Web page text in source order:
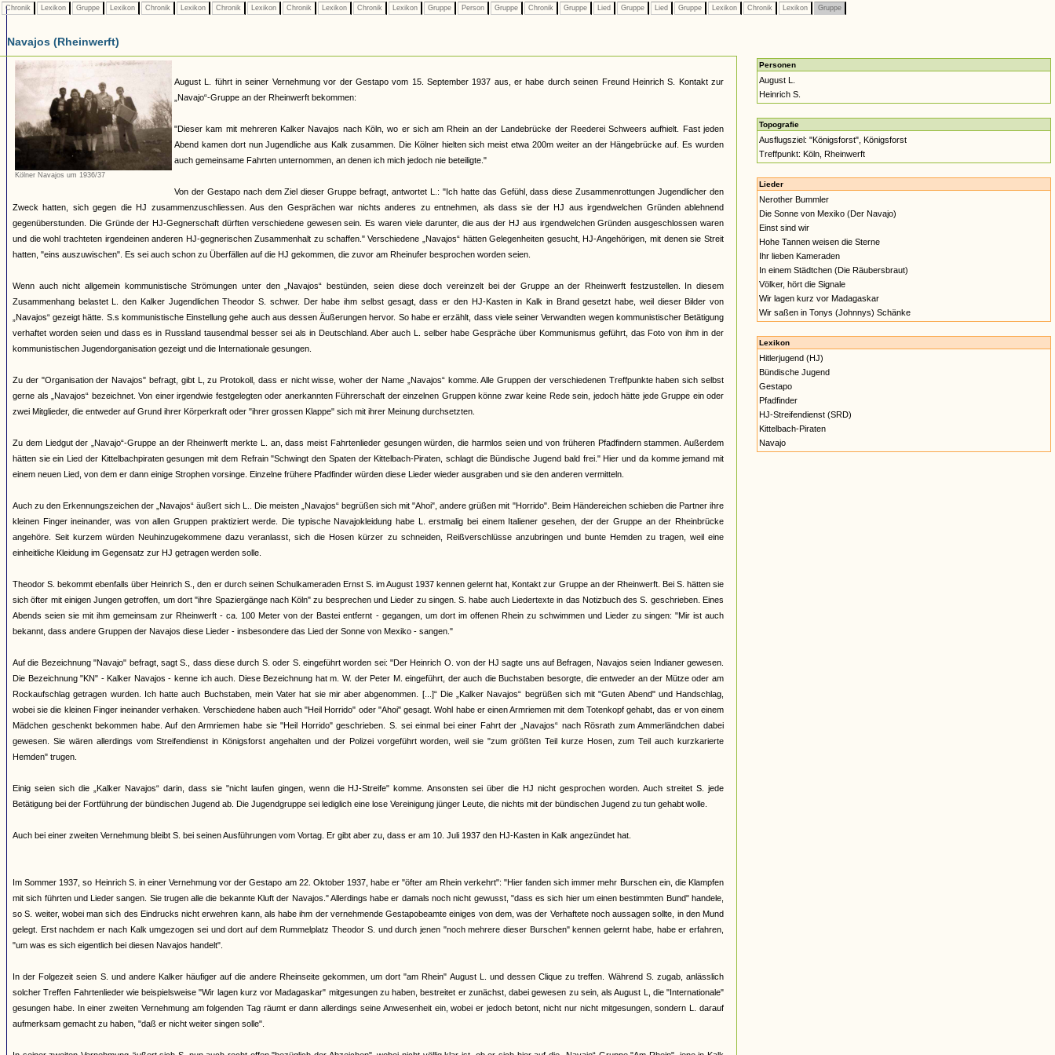
Chronik Lexikon Gruppe Lexikon Chronik Lexikon Chronik Lexikon Chronik Lexikon Chronik Lexikon Gruppe Person Gruppe Chronik Gruppe Lied Gruppe Lied Gruppe Lexikon Chronik Lexikon Gruppe
Navajos (Rheinwerft)
Kölner Navajos um 1936/37
August L. führt in seiner Vernehmung vor der Gestapo vom 15. September 1937 aus, er habe durch seinen Freund Heinrich S. Kontakt zur
„Navajo“-Gruppe an der Rheinwerft bekommen:
"Dieser kam mit mehreren Kalker Navajos nach Köln, wo er sich am Rhein an der Landebrücke der Reederei Schweers aufhielt. Fast jeden
Abend kamen dort nun Jugendliche aus Kalk zusammen. Die Kölner hielten sich meist etwa 200m weiter an der Hängebrücke auf. Es wurden
auch gemeinsame Fahrten unternommen, an denen ich mich jedoch nie beteiligte."
Von der Gestapo nach dem Ziel dieser Gruppe befragt, antwortet L.: "Ich hatte das Gefühl, dass diese Zusammenrottungen Jugendlicher den
Zweck hatten, sich gegen die HJ zusammenzuschliessen. Aus den Gesprächen war nichts anderes zu entnehmen, als dass sie der HJ aus irgendwelchen Gründen ablehnend
gegenüberstunden. Die Gründe der HJ-Gegnerschaft dürften verschiedene gewesen sein. Es waren viele darunter, die aus der HJ aus irgendwelchen Gründen ausgeschlossen waren
und die wohl trachteten irgendeinen anderen HJ-gegnerischen Zusammenhalt zu schaffen." Verschiedene „Navajos“ hätten Gelegenheiten gesucht, HJ-Angehörigen, mit denen sie Streit
hatten, "eins auszuwischen". Es sei auch schon zu Überfällen auf die HJ gekommen, die zuvor am Rheinufer besprochen worden seien.
Wenn auch nicht allgemein kommunistische Strömungen unter den „Navajos“ bestünden, seien diese doch vereinzelt bei der Gruppe an der Rheinwerft festzustellen. In diesem
Zusammenhang belastet L. den Kalker Jugendlichen Theodor S. schwer. Der habe ihm selbst gesagt, dass er den HJ-Kasten in Kalk in Brand gesetzt habe, weil dieser Bilder von
„Navajos“ gezeigt hätte. S.s kommunistische Einstellung gehe auch aus dessen Äußerungen hervor. So habe er erzählt, dass viele seiner Verwandten wegen kommunistischer Betätigung
verhaftet worden seien und dass es in Russland tausendmal besser sei als in Deutschland. Aber auch L. selber habe Gespräche über Kommunismus geführt, das Foto von ihm in der
kommunistischen Jugendorganisation gezeigt und die Internationale gesungen.
Zu der "Organisation der Navajos" befragt, gibt L, zu Protokoll, dass er nicht wisse, woher der Name „Navajos“ komme. Alle Gruppen der verschiedenen Treffpunkte haben sich selbst
gerne als „Navajos“ bezeichnet. Von einer irgendwie festgelegten oder anerkannten Führerschaft der einzelnen Gruppen könne zwar keine Rede sein, jedoch hätte jede Gruppe ein oder
zwei Mitglieder, die entweder auf Grund ihrer Körperkraft oder "ihrer grossen Klappe" sich mit ihrer Meinung durchsetzten.
Zu dem Liedgut der „Navajo“-Gruppe an der Rheinwerft merkte L. an, dass meist Fahrtenlieder gesungen würden, die harmlos seien und von früheren Pfadfindern stammen. Außerdem
hätten sie ein Lied der Kittelbachpiraten gesungen mit dem Refrain "Schwingt den Spaten der Kittelbach-Piraten, schlagt die Bündische Jugend bald frei." Hier und da komme jemand mit
einem neuen Lied, von dem er dann einige Strophen vorsinge. Einzelne frühere Pfadfinder würden diese Lieder wieder ausgraben und sie den anderen vermitteln.
Auch zu den Erkennungszeichen der „Navajos“ äußert sich L.. Die meisten „Navajos“ begrüßen sich mit "Ahoi", andere grüßen mit "Horrido". Beim Händereichen schieben die Partner ihre
kleinen Finger ineinander, was von allen Gruppen praktiziert werde. Die typische Navajokleidung habe L. erstmalig bei einem Italiener gesehen, der der Gruppe an der Rheinbrücke
angehöre. Seit kurzem würden Neuhinzugekommene dazu veranlasst, sich die Hosen kürzer zu schneiden, Reißverschlüsse anzubringen und bunte Hemden zu tragen, weil eine
einheitliche Kleidung im Gegensatz zur HJ getragen werden solle.
Theodor S. bekommt ebenfalls über Heinrich S., den er durch seinen Schulkameraden Ernst S. im August 1937 kennen gelernt hat, Kontakt zur Gruppe an der Rheinwerft. Bei S. hätten sie
sich öfter mit einigen Jungen getroffen, um dort "ihre Spaziergänge nach Köln" zu besprechen und Lieder zu singen. S. habe auch Liedertexte in das Notizbuch des S. geschrieben. Eines
Abends seien sie mit ihm gemeinsam zur Rheinwerft - ca. 100 Meter von der Bastei entfernt - gegangen, um dort im offenen Rhein zu schwimmen und Lieder zu singen: "Mir ist auch
bekannt, dass andere Gruppen der Navajos diese Lieder - insbesondere das Lied der Sonne von Mexiko - sangen."
Auf die Bezeichnung "Navajo" befragt, sagt S., dass diese durch S. oder S. eingeführt worden sei: "Der Heinrich O. von der HJ sagte uns auf Befragen, Navajos seien Indianer gewesen.
Die Bezeichnung "KN" - Kalker Navajos - kenne ich auch. Diese Bezeichnung hat m. W. der Peter M. eingeführt, der auch die Buchstaben besorgte, die entweder an der Mütze oder am
Rockaufschlag getragen wurden. Ich hatte auch Buchstaben, mein Vater hat sie mir aber abgenommen. [...]“ Die „Kalker Navajos“ begrüßen sich mit "Guten Abend" und Handschlag,
wobei sie die kleinen Finger ineinander verhaken. Verschiedene haben auch "Heil Horrido" oder "Ahoi" gesagt. Wohl habe er einen Armriemen mit dem Totenkopf gehabt, das er von einem
Mädchen geschenkt bekommen habe. Auf den Armriemen habe sie "Heil Horrido" geschrieben. S. sei einmal bei einer Fahrt der „Navajos“ nach Rösrath zum Ammerländchen dabei
gewesen. Sie wären allerdings vom Streifendienst in Königsforst angehalten und der Polizei vorgeführt worden, weil sie "zum größten Teil kurze Hosen, zum Teil auch kurzkarierte
Hemden" trugen.
Einig seien sich die „Kalker Navajos“ darin, dass sie "nicht laufen gingen, wenn die HJ-Streife" komme. Ansonsten sei über die HJ nicht gesprochen worden. Auch streitet S. jede
Betätigung bei der Fortführung der bündischen Jugend ab. Die Jugendgruppe sei lediglich eine lose Vereinigung jünger Leute, die nichts mit der bündischen Jugend zu tun gehabt wolle.
Auch bei einer zweiten Vernehmung bleibt S. bei seinen Ausführungen vom Vortag. Er gibt aber zu, dass er am 10. Juli 1937 den HJ-Kasten in Kalk angezündet hat.
Im Sommer 1937, so Heinrich S. in einer Vernehmung vor der Gestapo am 22. Oktober 1937, habe er "öfter am Rhein verkehrt": "Hier fanden sich immer mehr Burschen ein, die Klampfen
mit sich führten und Lieder sangen. Sie trugen alle die bekannte Kluft der Navajos." Allerdings habe er damals noch nicht gewusst, "dass es sich hier um einen bestimmten Bund" handele,
so S. weiter, wobei man sich des Eindrucks nicht erwehren kann, als habe ihm der vernehmende Gestapobeamte einiges von dem, was der Verhaftete noch aussagen sollte, in den Mund
gelegt. Erst nachdem er nach Kalk umgezogen sei und dort auf dem Rummelplatz Theodor S. und durch jenen "noch mehrere dieser Burschen" kennen gelernt habe, habe er erfahren,
"um was es sich eigentlich bei diesen Navajos handelt".
In der Folgezeit seien S. und andere Kalker häufiger auf die andere Rheinseite gekommen, um dort "am Rhein" August L. und dessen Clique zu treffen. Während S. zugab, anlässlich
solcher Treffen Fahrtenlieder wie beispielsweise "Wir lagen kurz vor Madagaskar" mitgesungen zu haben, bestreitet er zunächst, dabei gewesen zu sein, als August L, die "Internationale"
gesungen habe. In einer zweiten Vernehmung am folgenden Tag räumt er dann allerdings seine Anwesenheit ein, wobei er jedoch betont, nicht nur nicht mitgesungen, sondern L. darauf
aufmerksam gemacht zu haben, "daß er nicht weiter singen solle".
Personen
August L.
Heinrich S.
Topografie
Ausflugsziel: "Königsforst", Königsforst
Treffpunkt: Köln, Rheinwerft
Lieder
Nerother Bummler
Die Sonne von Mexiko (Der Navajo)
Einst sind wir
Hohe Tannen weisen die Sterne
Ihr lieben Kameraden
In einem Städtchen (Die Räubersbraut)
Völker, hört die Signale
Wir lagen kurz vor Madagaskar
Wir saßen in Tonys (Johnnys) Schänke
Lexikon
Hitlerjugend (HJ)
Bündische Jugend
Gestapo
Pfadfinder
HJ-Streifendienst (SRD)
Kittelbach-Piraten
Navajo